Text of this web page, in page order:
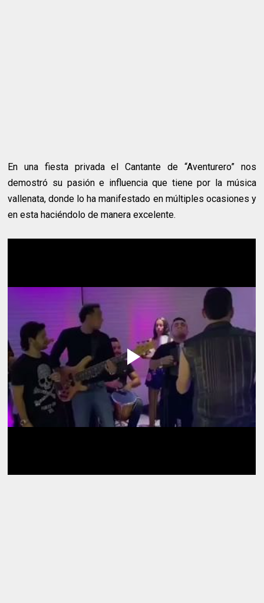
En una fiesta privada el Cantante de “Aventurero” nos
demostró su pasión e influencia que tiene por la música
vallenata, donde lo ha manifestado en múltiples ocasiones y
en esta haciéndolo de manera excelente.